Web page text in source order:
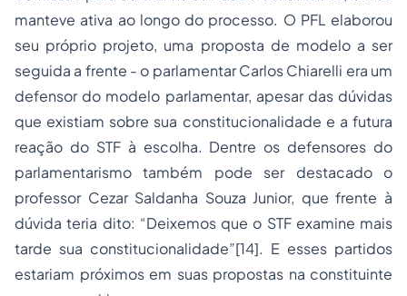
manteve ativa ao longo do processo. O PFL elaborou
seu próprio projeto, uma proposta de modelo a ser
seguida a frente - o parlamentar Carlos Chiarelli era um
defensor do modelo parlamentar, apesar das dúvidas
que existiam sobre sua constitucionalidade e a futura
reação do STF à escolha. Dentre os defensores do
parlamentarismo também pode ser destacado o
professor Cezar Saldanha Souza Junior, que frente à
dúvida teria dito: “Deixemos que o STF examine mais
tarde sua constitucionalidade”[14]. E esses partidos
estariam próximos em suas propostas na constituinte